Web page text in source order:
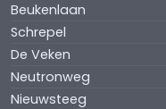
Beukenlaan
Schrepel
De Veken
Neutronweg
Nieuwsteeg